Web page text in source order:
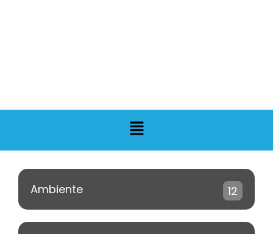
Ambiente 12